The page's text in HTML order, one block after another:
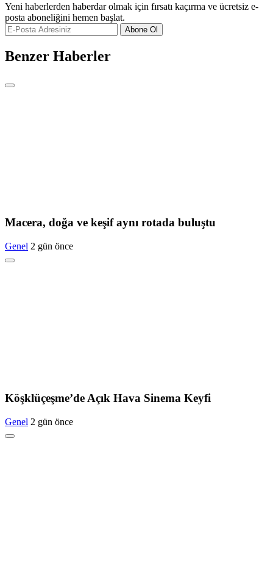
Yeni haberlerden haberdar olmak için fırsatı kaçırma ve ücretsiz e-
posta aboneliğini hemen başlat.
Abone Ol
Benzer Haberler
Macera, doğa ve keşif aynı rotada buluştu
Genel 2 gün önce
Köşklüçeşme’de Açık Hava Sinema Keyfi
Genel 2 gün önce